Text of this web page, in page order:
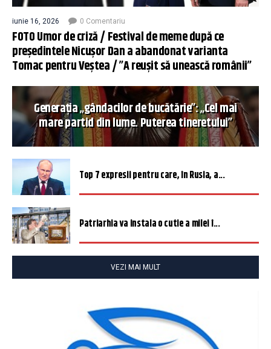
iunie 16, 2026 0 Comentariu
FOTO Umor de criză / Festival de meme după ce
președintele Nicușor Dan a abandonat varianta
Tomac pentru Veștea / ”A reușit să unească românii”
Generația „gândacilor de bucătărie”: „Cel mai
mare partid din lume. Puterea tineretului”
Top 7 expresii pentru care, în Rusia, a...
Patriarhia va instala o cutie a milei î...
VEZI MAI MULT